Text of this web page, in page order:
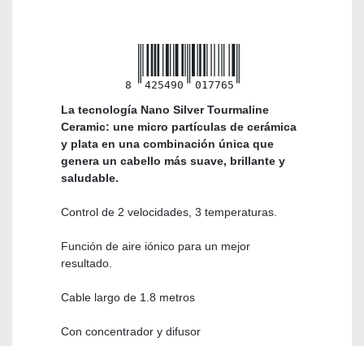
8 425490 017765
La tecnología Nano Silver Tourmaline
Ceramic: une micro partículas de cerámica
y plata en una combinación única que
genera un cabello más suave, brillante y
saludable.
Control de 2 velocidades, 3 temperaturas.
Función de aire iónico para un mejor
resultado.
Cable largo de 1.8 metros
Con concentrador y difusor